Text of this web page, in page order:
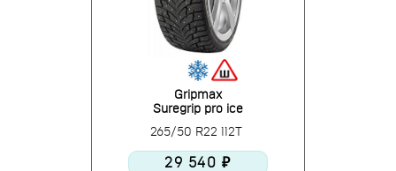
Gripmax
Suregrip pro ice
265/50 R22 112T
29 540 ₽